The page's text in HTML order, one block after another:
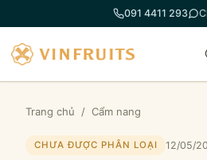
đến
phần
nội
dung
091 4411 293
Trang chủ / Cẩm nang
CHƯA ĐƯỢC PHÂN LOẠI 12/05/